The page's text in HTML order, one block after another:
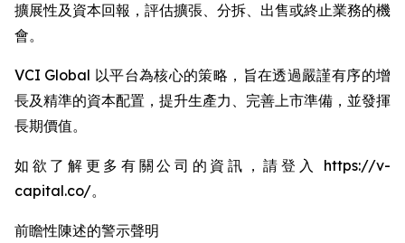
擴展性及資本回報，評估擴張、分拆、出售或終止業務的機
會。
VCI Global 以平台為核心的策略，旨在透過嚴謹有序的增
長及精準的資本配置，提升生產力、完善上市準備，並發揮
長期價值。
如欲了解更多有關公司的資訊，請登入 https://v-
capital.co/。
前瞻性陳述的警示聲明